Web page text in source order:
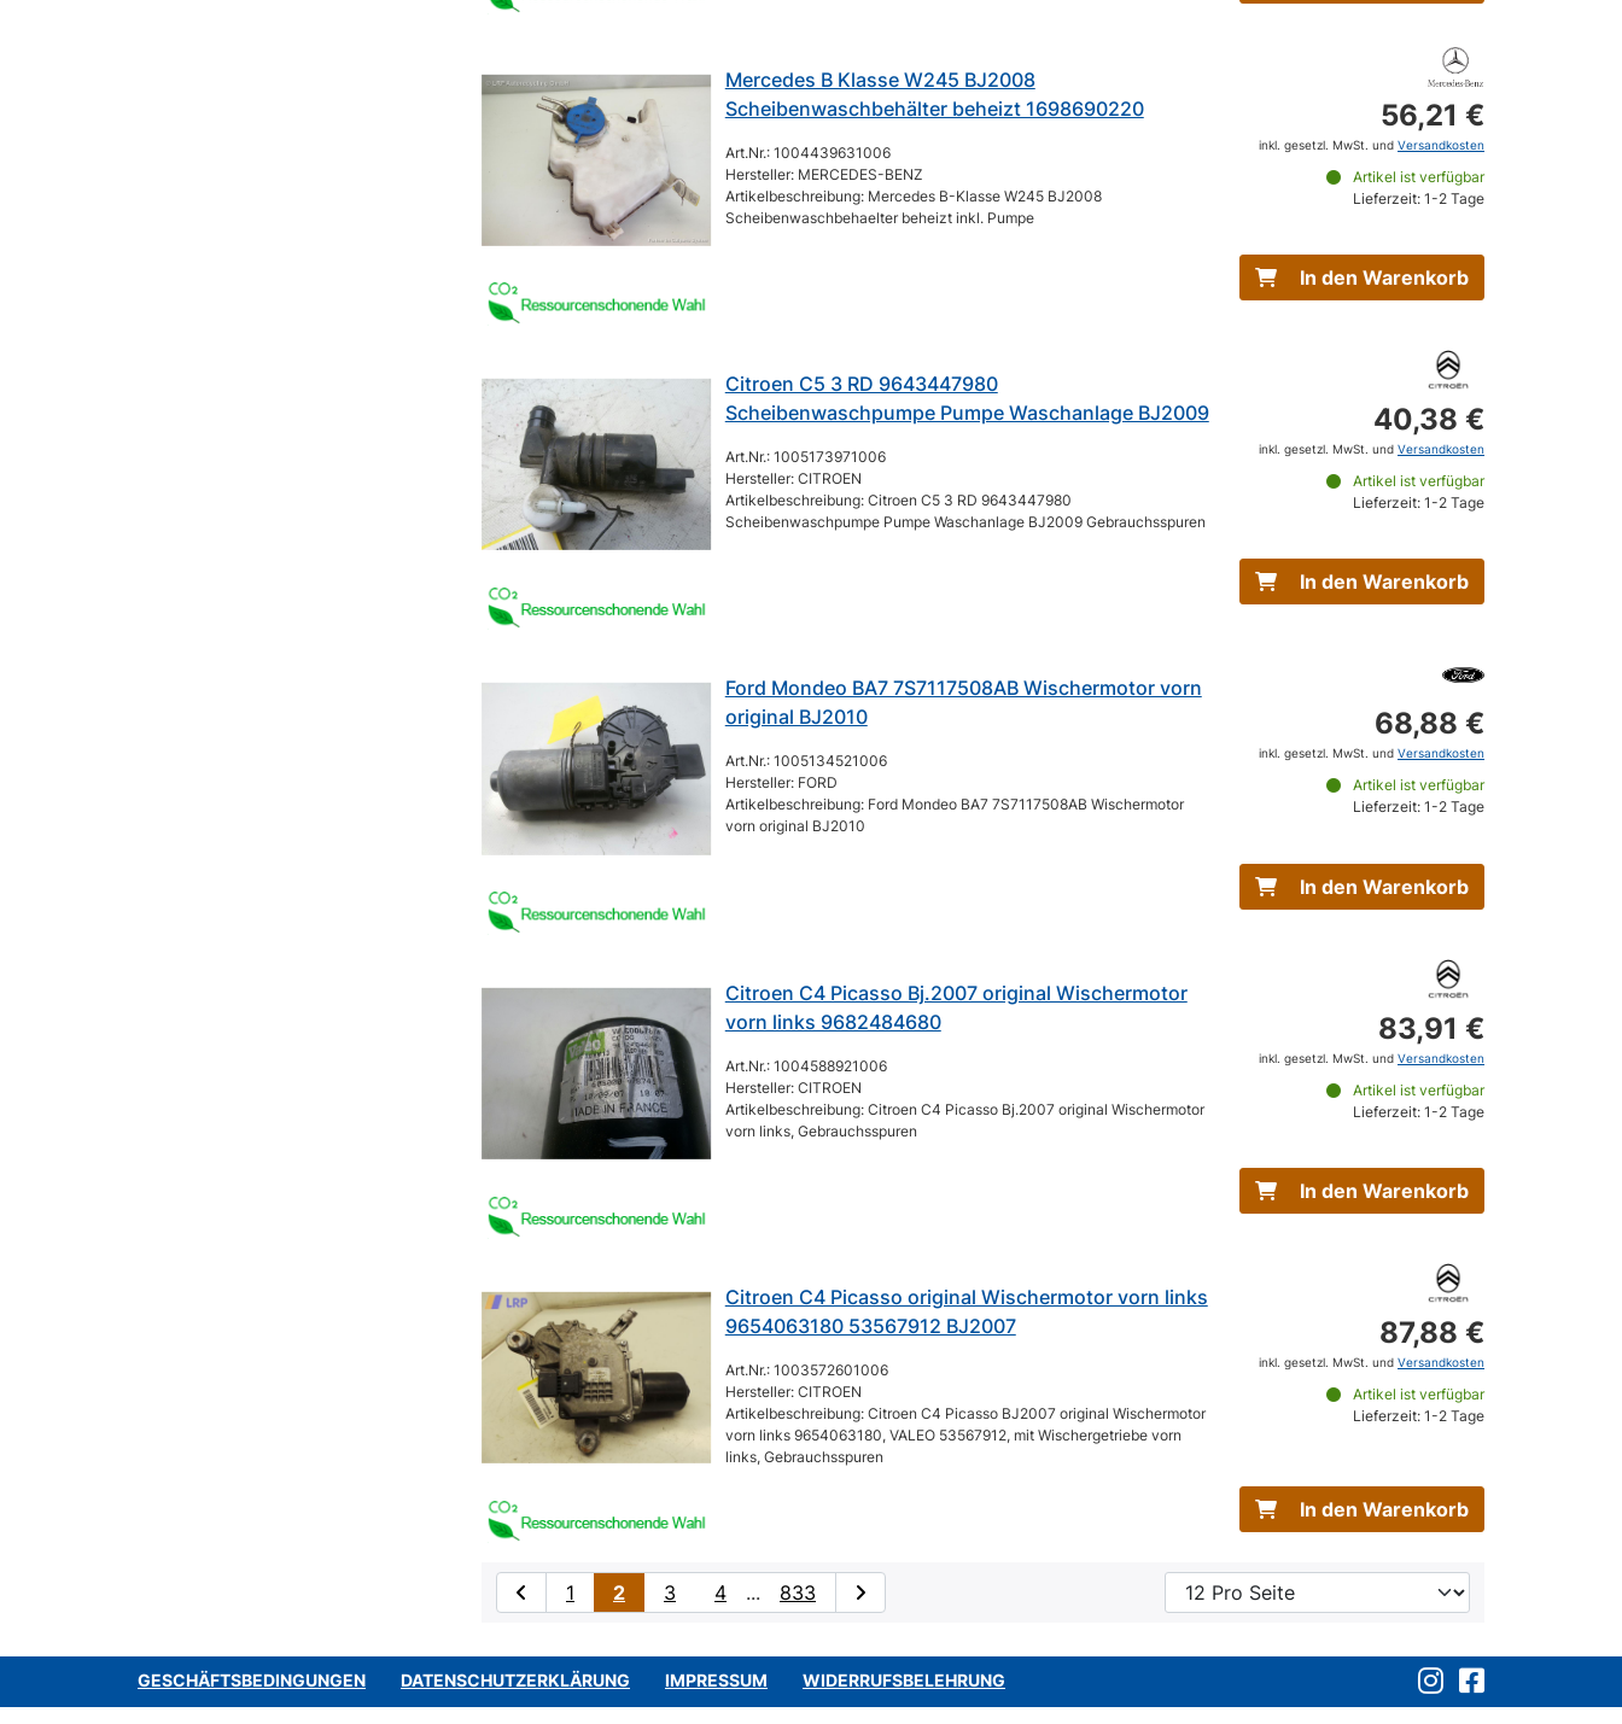
Mercedes B Klasse W245 BJ2008
Scheibenwaschbehälter beheizt 1698690220
Art.Nr.: 1004439631006
Hersteller: MERCEDES-BENZ
Artikelbeschreibung: Mercedes B-Klasse W245 BJ2008
Scheibenwaschbehaelter beheizt inkl. Pumpe
56,21 €
inkl. gesetzl. MwSt. und Versandkosten
Artikel ist verfügbar
Lieferzeit: 1-2 Tage
In den Warenkorb
Citroen C5 3 RD 9643447980
Scheibenwaschpumpe Pumpe Waschanlage BJ2009
Art.Nr.: 1005173971006
Hersteller: CITROEN
Artikelbeschreibung: Citroen C5 3 RD 9643447980
Scheibenwaschpumpe Pumpe Waschanlage BJ2009 Gebrauchsspuren
40,38 €
inkl. gesetzl. MwSt. und Versandkosten
Artikel ist verfügbar
Lieferzeit: 1-2 Tage
In den Warenkorb
Ford Mondeo BA7 7S7117508AB Wischermotor vorn
original BJ2010
Art.Nr.: 1005134521006
Hersteller: FORD
Artikelbeschreibung: Ford Mondeo BA7 7S7117508AB Wischermotor
vorn original BJ2010
68,88 €
inkl. gesetzl. MwSt. und Versandkosten
Artikel ist verfügbar
Lieferzeit: 1-2 Tage
In den Warenkorb
Citroen C4 Picasso Bj.2007 original Wischermotor
vorn links 9682484680
Art.Nr.: 1004588921006
Hersteller: CITROEN
Artikelbeschreibung: Citroen C4 Picasso Bj.2007 original Wischermotor
vorn links, Gebrauchsspuren
83,91 €
inkl. gesetzl. MwSt. und Versandkosten
Artikel ist verfügbar
Lieferzeit: 1-2 Tage
In den Warenkorb
Citroen C4 Picasso original Wischermotor vorn links
9654063180 53567912 BJ2007
Art.Nr.: 1003572601006
Hersteller: CITROEN
Artikelbeschreibung: Citroen C4 Picasso BJ2007 original Wischermotor
vorn links 9654063180, VALEO 53567912, mit Wischergetriebe vorn
links, Gebrauchsspuren
87,88 €
inkl. gesetzl. MwSt. und Versandkosten
Artikel ist verfügbar
Lieferzeit: 1-2 Tage
In den Warenkorb
1 2 3 4 ... 833
GESCHÄFTSBEDINGUNGEN DATENSCHUTZERKLÄRUNG IMPRESSUM WIDERRUFSBELEHRUNG